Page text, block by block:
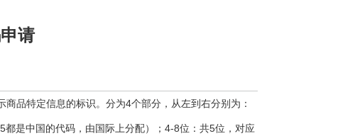
请
品特定信息的标识。分为4个部分，从左到右分别为：
是中国的代码，由国际上分配）；4-8位：共5位，对应